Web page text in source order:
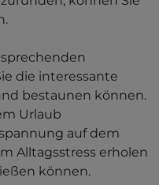
die interessante
bestaunen können.
Urlaub
auf dem
Alltagsstress erholen
können.